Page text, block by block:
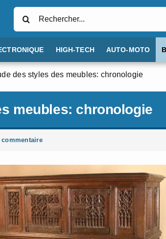
HIGH-TECH AUTO-MOTO
des styles des meubles: chronologie
meubles: chronologie
commentaire